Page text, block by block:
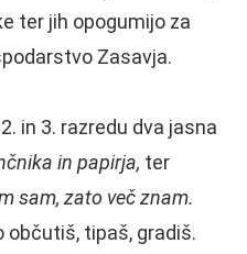
ter jih opogumijo za
Zasavja.
in 3. razredu dva jasna
in papirja, ter
sam, zato več znam.
tipaš, gradiš.